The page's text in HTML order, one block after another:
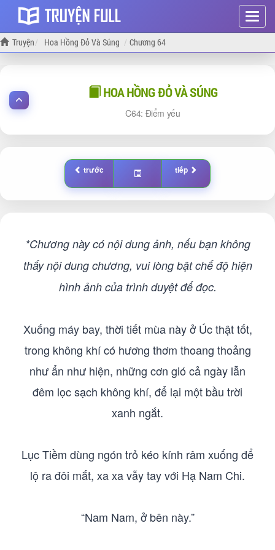
Hiện
menu
Truyện Hoa Hồng Đỏ Và Súng Chương 64
HOA HỒNG ĐỎ VÀ SÚNG
64: Điểm yếu
trước tiếp
*Chương này có nội dung ảnh, nếu bạn không
thấy nội dung chương, vui lòng bật chế độ hiện
hình ảnh của trình duyệt để đọc.
Xuống máy bay, thời tiết mùa này ở Úc thật tốt,
trong không khí có hương thơm thoang thoảng
như ẩn như hiện, những cơn gió cả ngày lẫn
đêm lọc sạch không khí, để lại một bầu trời
xanh ngắt.
Lục Tiềm dùng ngón trỏ kéo kính râm xuống để
lộ ra đôi mắt, xa xa vẫy tay với Hạ Nam Chi.
“Nam Nam, ở bên này.”